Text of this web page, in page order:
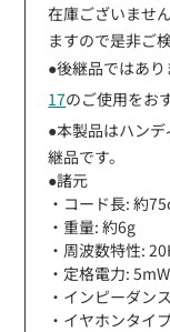
在庫ございません
ますので是非ご
●後継品ではあ
17のご使用をお
●本製品はハン
継品です。
●諸元
・コード長: 約
・重量: 約6g
・周波数特性:
・定格電力:
・インピーダン
・イヤホンタイ